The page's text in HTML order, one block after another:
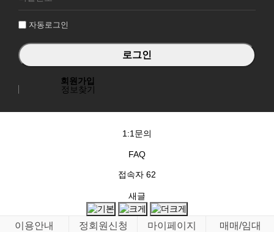
자동로그인
회원가입
정보찾기
1:1문의
FAQ
접속자 62
새글
이용안내 정회원신청 마이페이지
매매/임대